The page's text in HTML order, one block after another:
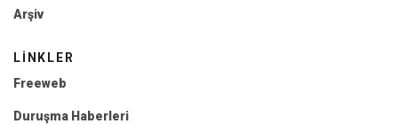
Arşiv
LINKLER
Freeweb
Duruşma Haberleri